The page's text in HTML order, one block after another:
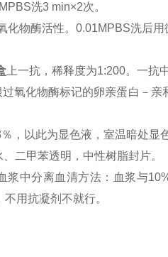
洗3 min×2次。
物酶活性。0.01MPBS洗后
上一抗，稀释度为1:200。一抗
氧化物酶标记的卵亲蛋白－亲
，以此为显色液，室温暗处显色
二甲苯透明，中性树脂封片。
浆中分离血清方法：血浆与
用抗凝剂不就行。